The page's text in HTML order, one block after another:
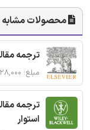
محصولات مشابه
ترجمه
مبلغ: ۱۲۸,۰۰۰ تومان
ترجمه
استوار